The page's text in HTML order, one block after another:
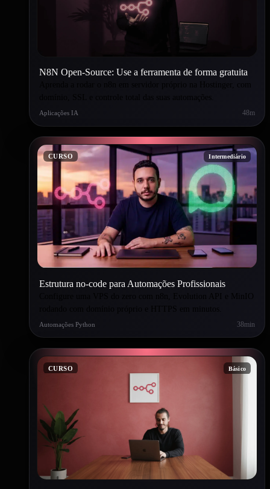
N8N Open-Source: Use a ferramenta de forma gratuita
Aprenda a rodar o n8n em servidor próprio na Hostinger, com
Aplicações IA 48m
CURSO Intermediário
Estrutura no-code para Automações Profissionais
Configure uma VPS do zero com n8n, Evolution API e MinIO
rodando com domínio próprio e HTTPS em minutos.
Automações Python 38min
CURSO Básico